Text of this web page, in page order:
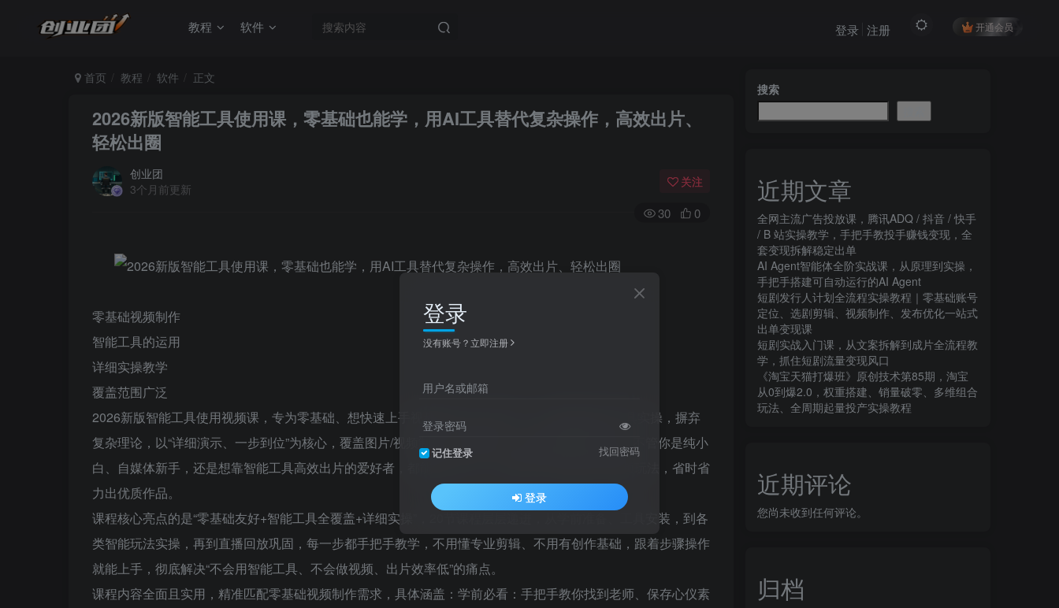
教程 软件 开通会员
登录 注册
首页 教程 软件 正文
2026新版智能工具使用课，零基础也能学，用AI工具替代复杂操作，高效出片、
轻松出圈
创业团
3个月前更新
关注
30 0
零基础视频制作
智能工具的运用
详细实操教学
覆盖范围广泛
2026新版智能工具使用视频课，专为零基础、想快速上手视频制作的人群打造，全程聚焦智能工具实操，摒弃
复杂理论，以“详细演示、一步到位”为核心，覆盖图片/视频制作、智能特效、素材处理等全场景，不管你是纯小
白、自媒体新手，还是想靠智能工具高效出片的爱好者，都能轻松学会，用智能工具解锁多种视频玩法，省时省
力出优质作品。
课程核心亮点的是“零基础友好+智能工具全覆盖+详细实操”，20节课程层层递进，从学前准备、工具安装，到各
类智能玩法实操，再到直播回放巩固，每一步都手把手教学，不用懂专业剪辑、不用有创作基础，跟着步骤操作
就能上手，彻底解决“不会用智能工具、不会做视频、出片效率低”的痛点。
课程内容全面且实用，精准匹配零基础视频制作需求，具体涵盖：学前必看：手把手教你找到老师、保存心仪素
搜索
近期文章
全网主流广告投放课，腾讯ADQ / 抖音 / 快手
/ B 站实操教学，手把手教投手赚钱变现，全
套变现拆解稳定出单
AI Agent智能体全阶实战课，从原理到实操，
手把手搭建可自动运行的AI Agent
短剧发行人计划全流程实操教程｜零基础账号
定位、选剧剪辑、视频制作、发布优化一站式
出单变现课​
短剧实战入门课，从文案拆解到成片全流程教
学，抓住短剧流量变现风口
《淘宝天猫打爆班》原创技术第85期，淘宝
从0到爆2.0，权重搭建、销量破零、多维组合
玩法、全周期起量投产实操教程
近期评论
您尚未收到任何评论。
归档
登录
没有账号？立即注册
用户名或邮箱
登录密码
记住登录 找回密码
登录